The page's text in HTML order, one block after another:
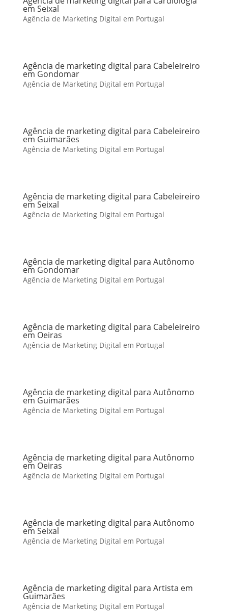
em Seixal
Agência de Marketing Digital em Portugal
Agência de marketing digital para Cabeleireiro
em Gondomar
Agência de Marketing Digital em Portugal
Agência de marketing digital para Cabeleireiro
em Guimarães
Agência de Marketing Digital em Portugal
Agência de marketing digital para Cabeleireiro
em Seixal
Agência de Marketing Digital em Portugal
Agência de marketing digital para Autônomo
em Gondomar
Agência de Marketing Digital em Portugal
Agência de marketing digital para Cabeleireiro
em Oeiras
Agência de Marketing Digital em Portugal
Agência de marketing digital para Autônomo
em Guimarães
Agência de Marketing Digital em Portugal
Agência de marketing digital para Autônomo
em Oeiras
Agência de Marketing Digital em Portugal
Agência de marketing digital para Autônomo
em Seixal
Agência de Marketing Digital em Portugal
Agência de marketing digital para Artista em
Guimarães
Agência de Marketing Digital em Portugal